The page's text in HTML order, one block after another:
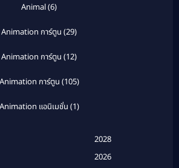
Animal(6)
Animation การ์ตูน (29)
Animation การ์ตูน (12)
Animation การ์ตูน (105)
Animation แอนิเมชั่น (1)
2028
2026